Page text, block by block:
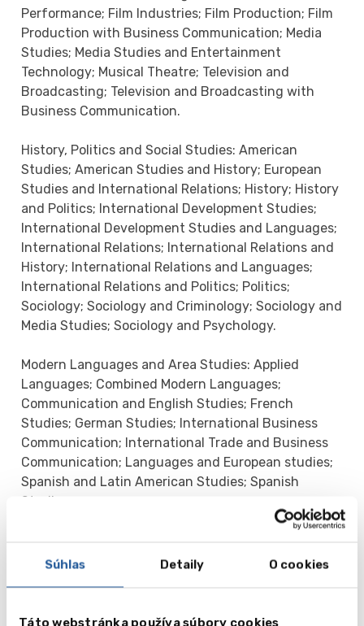
Súhlas Detaily O cookies
Táto webstránka používa súbory cookies
Performance; Film Industries; Film Production; Film
Production with Business Communication; Media
Studies; Media Studies and Entertainment
Technology; Musical Theatre; Television and
Broadcasting; Television and Broadcasting with
Business Communication.
History, Politics and Social Studies: American
Studies; American Studies and History; European
Studies and International Relations; History; History
and Politics; International Development Studies;
International Development Studies and Languages;
International Relations; International Relations and
History; International Relations and Languages;
International Relations and Politics; Politics;
Sociology; Sociology and Criminology; Sociology and
Media Studies; Sociology and Psychology.
Modern Languages and Area Studies: Applied
Languages; Combined Modern Languages;
Communication and English Studies; French
Studies; German Studies; International Business
Communication; International Trade and Business
Communication; Languages and European studies;
Spanish and Latin American Studies; Spanish
Studies.
Architecture; Building Surveying; Civil Engineering;
Quantity Surveying.